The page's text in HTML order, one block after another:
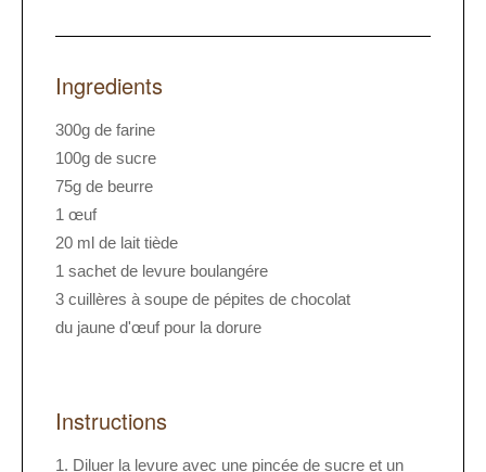
Ingredients
300g de farine
100g de sucre
75g de beurre
1 œuf
20 ml de lait tiède
1 sachet de levure boulangére
3 cuillères à soupe de pépites de chocolat
du jaune d'œuf pour la dorure
Instructions
Diluer la levure avec une pincée de sucre et un